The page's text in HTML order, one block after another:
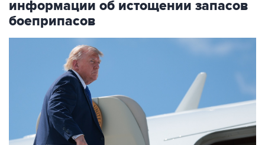
информации об истощении запасов
боеприпасов